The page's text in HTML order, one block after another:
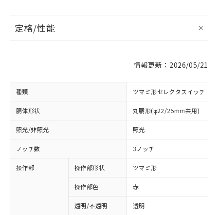
定格/性能
情報更新：2026/05/21
種類 ツマミ形セレクタスイッチ
胴体形状 丸胴形(φ22/25mm共用)
照光/非照光 照光
ノッチ数 3ノッチ
操作部 操作部形状 ツマミ形
操作部色 赤
透明/不透明 透明